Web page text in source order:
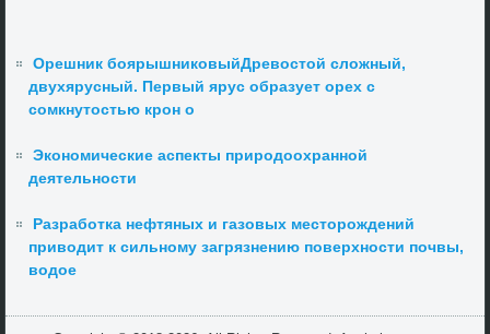
Орешник боярышниковыйДревостой сложный,
двухярусный. Первый ярус образует орех с
сомкнутостью крон о
Экономические аспекты природоохранной
деятельности
Разработка нефтяных и газовых месторождений
приводит к сильному загрязнению поверхности почвы,
водое